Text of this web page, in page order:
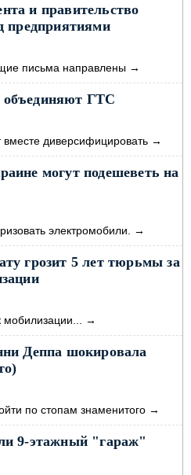
и правительство
предприятиями
письма направлены →
ГТС
диверсифицировать →
могут подешеветь на
электромобили. →
грозит 5 лет тюрьмы за
→
Деппа шокировала
по стопам знаменитого →
9-этажный "гараж"